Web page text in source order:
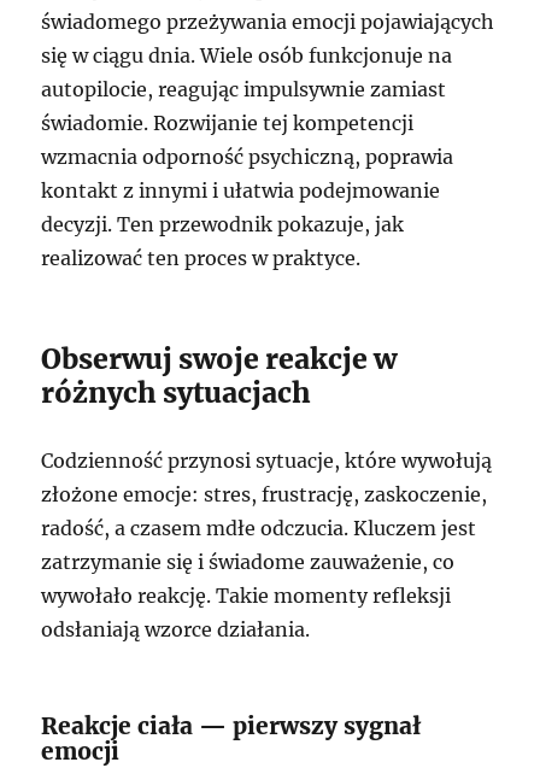
świadomego przeżywania emocji pojawiających
się w ciągu dnia. Wiele osób funkcjonuje na
autopilocie, reagując impulsywnie zamiast
świadomie. Rozwijanie tej kompetencji
wzmacnia odporność psychiczną, poprawia
kontakt z innymi i ułatwia podejmowanie
decyzji. Ten przewodnik pokazuje, jak
realizować ten proces w praktyce.
Obserwuj swoje reakcje w
różnych sytuacjach
Codzienność przynosi sytuacje, które wywołują
złożone emocje: stres, frustrację, zaskoczenie,
radość, a czasem mdłe odczucia. Kluczem jest
zatrzymanie się i świadome zauważenie, co
wywołało reakcję. Takie momenty refleksji
odsłaniają wzorce działania.
Reakcje ciała — pierwszy sygnał
emocji